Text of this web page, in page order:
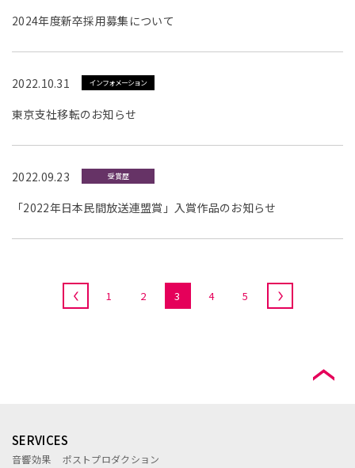
2024年度新卒採用募集について
2022.10.31 インフォメーション
東京支社移転のお知らせ
2022.09.23 受賞歴
「2022年日本民間放送連盟賞」入賞作品のお知らせ
1 2 3 4 5
SERVICES
音響効果 ポストプロダクション